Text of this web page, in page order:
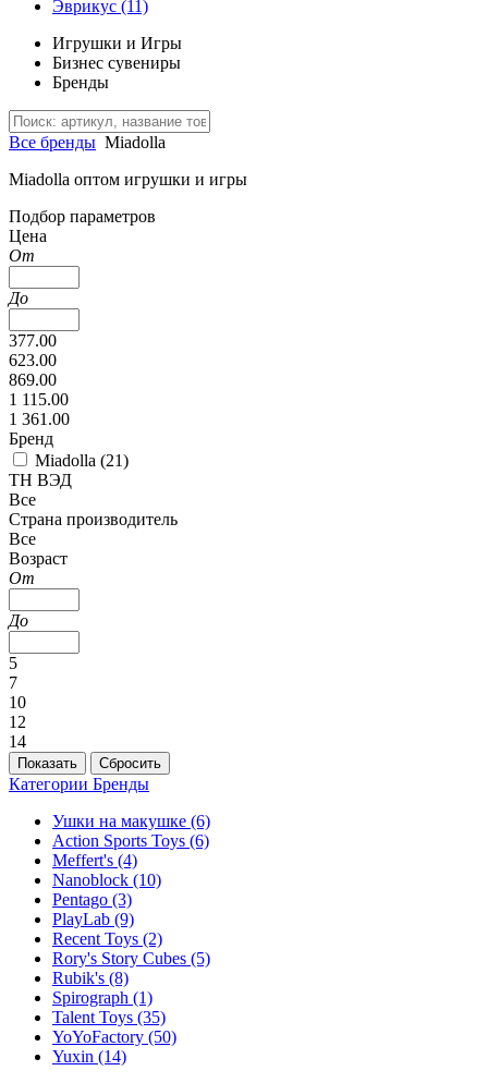
Эврикус (11)
Игрушки и Игры
Бизнес сувениры
Бренды
Все бренды Miadolla
Miadolla оптом игрушки и игры
Подбор параметров
Цена
От
До
377.00
623.00
869.00
1 115.00
1 361.00
Бренд
Miadolla (21)
ТН ВЭД
Все
Страна производитель
Все
Возраст
От
До
5
7
10
12
14
Категории Бренды
Ушки на макушке (6)
Action Sports Toys (6)
Meffert's (4)
Nanoblock (10)
Pentago (3)
PlayLab (9)
Recent Toys (2)
Rory's Story Cubes (5)
Rubik's (8)
Spirograph (1)
Talent Toys (35)
YoYoFactory (50)
Yuxin (14)